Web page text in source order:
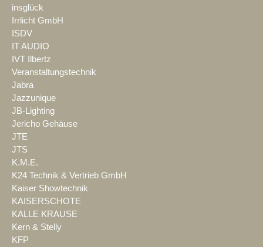
insglück
Irrlicht GmbH
ISDV
IT AUDIO
IVT Ilbertz
Veranstaltungstechnik
Jabra
Jazzunique
JB-Lighting
Jericho Gehäuse
JTE
JTS
K.M.E.
K24 Technik & Vertrieb GmbH
Kaiser Showtechnik
KAISERSCHOTE
KALLE KRAUSE
Kern & Stelly
KFP